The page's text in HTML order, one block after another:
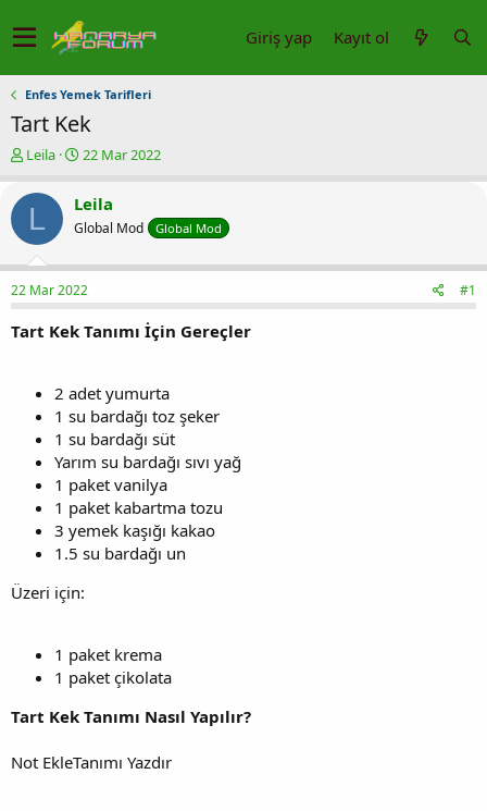
Giriş yap Kayıt ol
Enfes Yemek Tarifleri
Tart Kek
K
n
u
y
u
b
a
l
Leila
B
l
a
g
ı
t
i
i
22 Mar 2022
L Leila
Global Mod Global Mod
22 Mar 2022 #1
Tart Kek Tanımı İçin Gereçler
2 adet yumurta
1 su bardağı toz şeker
1 su bardağı süt
Yarım su bardağı sıvı yağ
1 paket vanilya
1 paket kabartma tozu
3 yemek kaşığı kakao
1.5 su bardağı un
Üzeri için:
1 paket krema
1 paket çikolata
Tart Kek Tanımı Nasıl Yapılır?
Not EkleTanımı Yazdır